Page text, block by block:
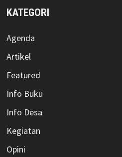
KATEGORI
Agenda
Artikel
Featured
Info Buku
Info Desa
Kegiatan
Opini